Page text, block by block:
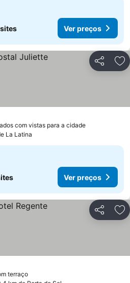
Ver preços
Partilhar
com vistas para a cidade
La Latina
Ver preços
Partilhar
terraço